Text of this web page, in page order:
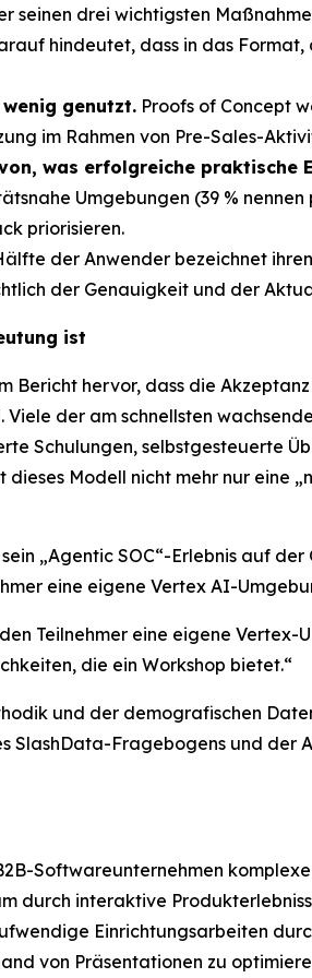
drei wichtigsten
hindeutet, dass in das
genutzt. Proofs of Concept
im Rahmen von Pre-Sales-
was erfolgreiche praktische
Umgebungen (39 %
priorisieren.
der Anwender bezeichnet
der Genauigkeit und der
ist
Bericht hervor, dass die
der am schnellsten
Schulungen, selbstgesteuerte
Modell nicht mehr nur eine
„Agentic SOC“-Erlebnis auf
eine eigene Vertex AI-
Teilnehmer eine eigene Vertex-
die ein Workshop bietet.“
und der demografischen
Fragebogens und der
Softwareunternehmen
durch interaktive
Einrichtungsarbeiten
von Präsentationen zu